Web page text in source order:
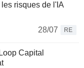
risques de l'IA
28/07
RE
Capital